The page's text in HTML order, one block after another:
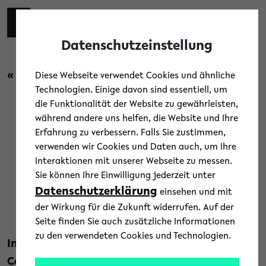
Skip to main content
« Zurück zur Übersicht
Forschung
Wie lassen sich grüne
Technologien durchsetzen?
16. Juli 2020
Text: Jörg Heeren
Industrieunternehmen kämpfen als Folge der
Coronapandemie um ihre Existenz. Ein
Datenschutzeinstellung
Diese Webseite verwendet Cookies und ähnliche
Technologien. Einige davon sind essentiell, um
die Funktionalität der Website zu gewährleisten,
während andere uns helfen, die Website und Ihre
Erfahrung zu verbessern. Falls Sie zustimmen,
verwenden wir Cookies und Daten auch, um Ihre
Interaktionen mit unserer Webseite zu messen.
Sie können Ihre Einwilligung jederzeit unter
Datenschutzerklärung einsehen und mit
der Wirkung für die Zukunft widerrufen. Auf der
Seite finden Sie auch zusätzliche Informationen
zu den verwendeten Cookies und Technologien.